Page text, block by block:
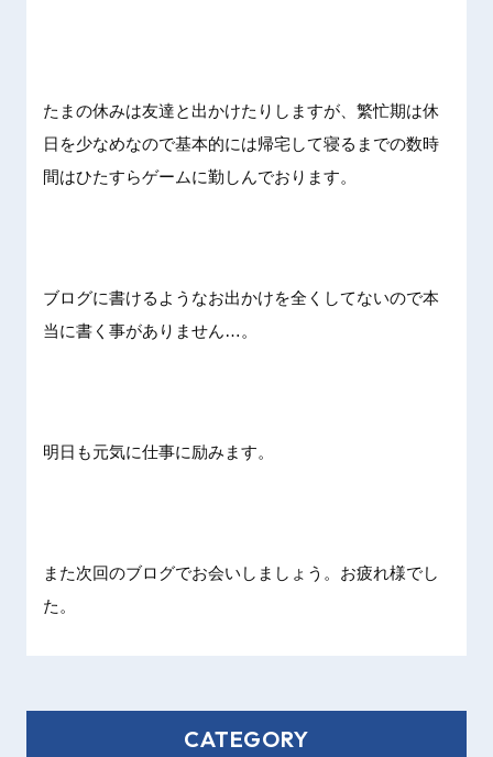
たまの休みは友達と出かけたりしますが、繁忙期は休
日を少なめなので基本的には帰宅して寝るまでの数時
間はひたすらゲームに勤しんでおります。
ブログに書けるようなお出かけを全くしてないので本
当に書く事がありません…。
明日も元気に仕事に励みます。
また次回のブログでお会いしましょう。お疲れ様でし
た。
CATEGORY